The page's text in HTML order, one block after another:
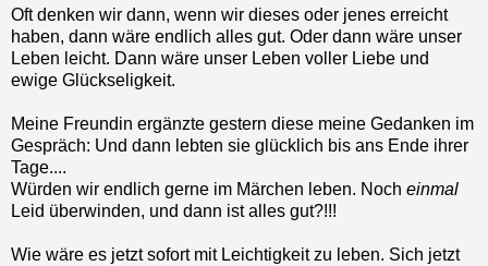
Oft denken wir dann, wenn wir dieses oder jenes erreicht
haben, dann wäre endlich alles gut. Oder dann wäre unser
Leben leicht. Dann wäre unser Leben voller Liebe und
ewige Glückseligkeit.
Meine Freundin ergänzte gestern diese meine Gedanken im
Gespräch: Und dann lebten sie glücklich bis ans Ende ihrer
Tage....
Würden wir endlich gerne im Märchen leben. Noch einmal
Leid überwinden, und dann ist alles gut?!!!
Wie wäre es jetzt sofort mit Leichtigkeit zu leben. Sich jetzt